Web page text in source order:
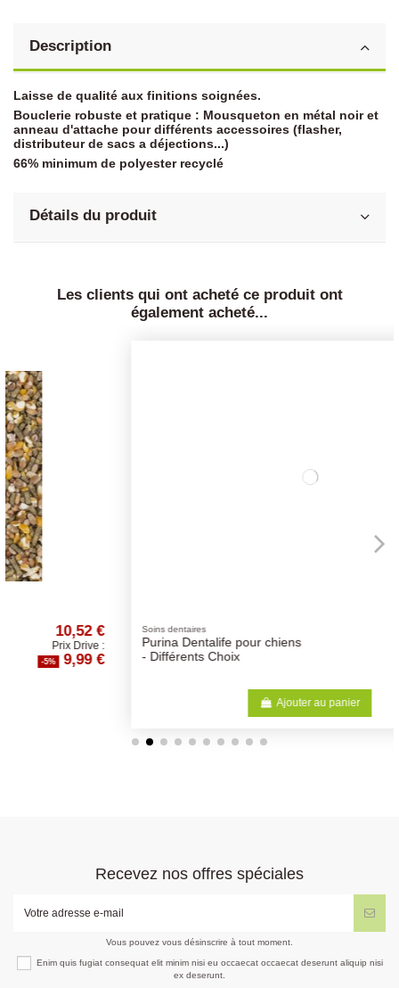
Description
Laisse de qualité aux finitions soignées.
Bouclerie robuste et pratique : Mousqueton en métal noir et
anneau d'attache pour différents accessoires (flasher,
distributeur de sacs a déjections...)
66% minimum de polyester recyclé
Détails du produit
Les clients qui ont acheté ce produit ont
également acheté...
Soins dentaires
Purina Dentalife pour chiens
- Différents Choix
Ajouter au panier
Recevez nos offres spéciales
Vous pouvez vous désinscrire à tout moment.
Enim quis fugiat consequat elit minim nisi eu occaecat occaecat deserunt aliquip nisi
ex deserunt.